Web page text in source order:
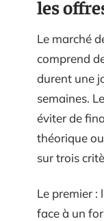
les
Le marché
comprend
durent une
semaines.
éviter de
théorique
sur trois
Le premier :
face à un